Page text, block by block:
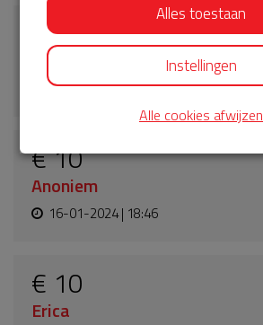
€ 10
Marta
16-01-2024 | 18:47
€ 10
Anoniem
16-01-2024 | 18:46
€ 10
Erica
Alles toestaan
Instellingen
Alle cookies afwijzen